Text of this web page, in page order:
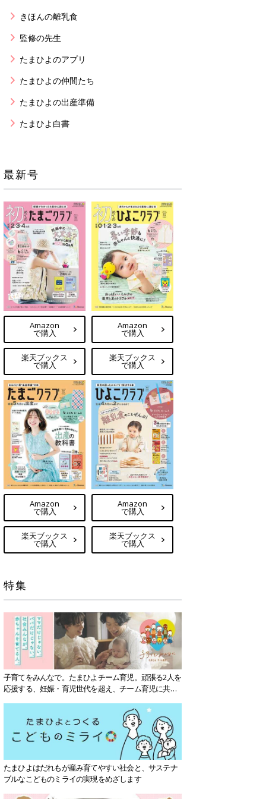
きほんの離乳食
監修の先生
たまひよのアプリ
たまひよの仲間たち
たまひよの出産準備
たまひよ白書
最新号
Amazon
で購入
楽天ブックス
で購入
Amazon
で購入
楽天ブックス
で購入
Amazon
で購入
楽天ブックス
で購入
Amazon
で購入
楽天ブックス
で購入
特集
子育てをみんなで。たまひよチーム育児。頑張る2人を
応援する、妊娠・育児世代を超え、チーム育児に共感
たまひよはだれもが産み育てやすい社会と、サステナ
ブルなこどものミライの実現をめざします